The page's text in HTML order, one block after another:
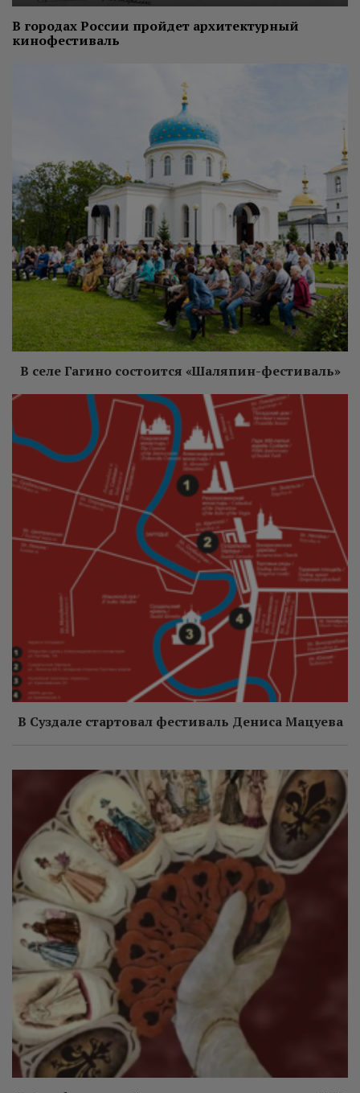
В городах России пройдет архитектурный
кинофестиваль
В селе Гагино состоится «Шаляпин-фестиваль»
В Суздале стартовал фестиваль Дениса Мацуева